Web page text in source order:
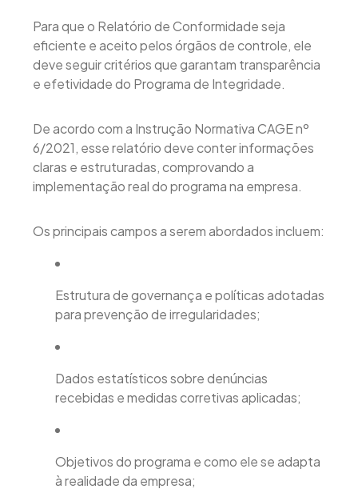
Para que o Relatório de Conformidade seja
eficiente e aceito pelos órgãos de controle, ele
deve seguir critérios que garantam transparência
e efetividade do Programa de Integridade.
De acordo com a Instrução Normativa CAGE nº
6/2021, esse relatório deve conter informações
claras e estruturadas, comprovando a
implementação real do programa na empresa.
Os principais campos a serem abordados incluem:
Estrutura de governança e políticas adotadas
para prevenção de irregularidades;
Dados estatísticos sobre denúncias
recebidas e medidas corretivas aplicadas;
Objetivos do programa e como ele se adapta
à realidade da empresa;